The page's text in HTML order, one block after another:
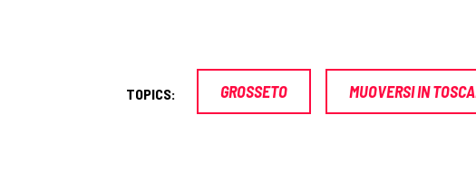
TOPICS: GROSSETO MUOVERSI IN